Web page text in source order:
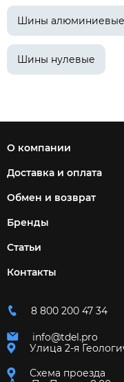
Шины алюминиевые
Шины нулевые
О компании
Доставка и оплата
Обмен и возврат
Бренды
Статьи
Контакты
8 800 200 47 34
info@tdel.pro
Улица 2-я
Схема проезда